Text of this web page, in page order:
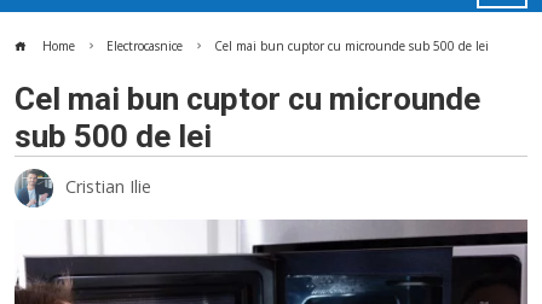
Home Electrocasnice Cel mai bun cuptor cu microunde sub 500 de lei
Cel mai bun cuptor cu microunde
sub 500 de lei
Cristian Ilie